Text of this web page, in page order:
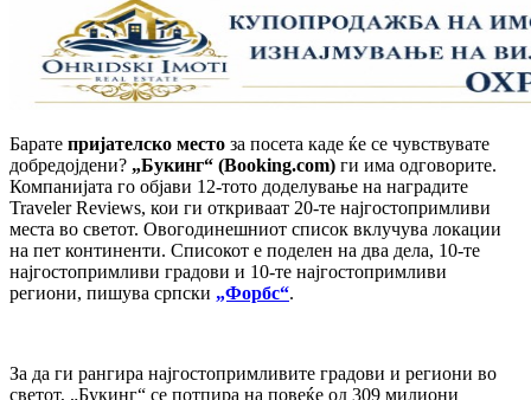
Барате пријателско место за посета каде ќе се чувствувате
добредојдени? „Букинг“ (Booking.com) ги има одговорите.
Компанијата го објави 12-тото доделување на наградите
Traveler Reviews, кои ги откриваат 20-те најгостопримливи
места во светот. Овогодинешниот список вклучува локации
на пет континенти. Списокот е поделен на два дела, 10-те
најгостопримливи градови и 10-те најгостопримливи
региони, пишува српски „Форбс“.
За да ги рангира најгостопримливите градови и региони во
светот, „Букинг“ се потпира на повеќе од 309 милиони